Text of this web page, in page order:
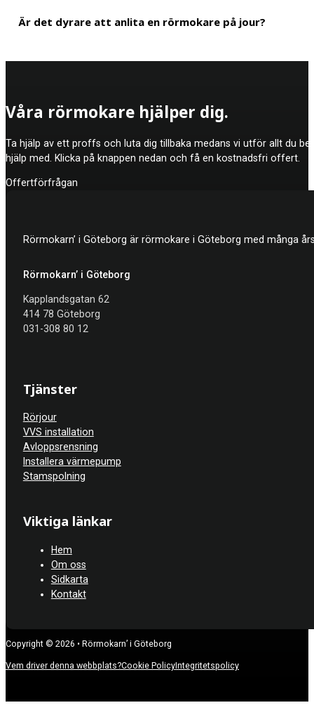
Det finns inget krav på att man måste anlita en rörmokare.
Är det dyrare att anlita en rörmokare på jour?
att det åtgärdas direkt, eftersom det annars kan leda till mer
Våra rörmokare hjälper dig.
Ta hjälp av ett proffs och luta dig tillbaka medans vi utför allt du
hjälp med. Klicka på knappen nedan och få en kostnadsfri offert.
Offertförfrågan
Rörmokarn’ i Göteborg är rörmokare i Göteborg med många
Rörmokarn’ i Göteborg
Kapplandsgatan 62
414 78 Göteborg
031-308 80 12
Tjänster
Rörjour
VVS installation
Avloppsrensning
Installera värmepump
Stamspolning
Viktiga länkar
Hem
Om oss
Sidkarta
Kontakt
Copyright © 2026 • Rörmokarn’ i Göteborg
Vem driver denna webbplats?Cookie PolicyIntegritetspolicy